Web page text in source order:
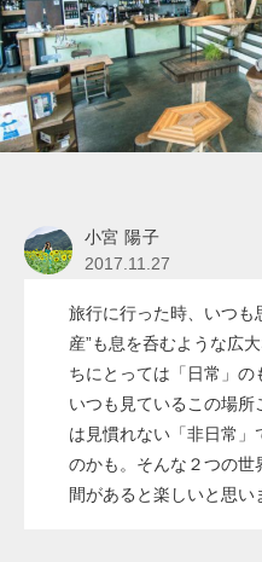
小宮 陽子
2017.11.27
旅行に行った時、いつも
産”も息を呑むような広
ちにとっては「日常」
いつも見ているこの場
は見慣れない「非日常
のかも。そんな２つの世
間があると楽しいと思い